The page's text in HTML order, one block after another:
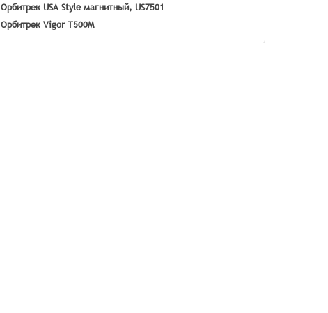
Орбитрек USA Style магнитный, US7501
Орбитрек Vigor T500M